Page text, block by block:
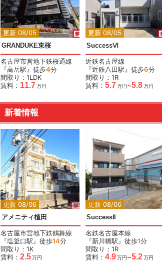
更新 08/05
GRANDUKE東桜
名古屋市営地下鉄桜通線
『高岳駅』徒歩4分
間取り：1LDK
賃料： 11.7万円
更新 08/05
SuccessⅥ
近鉄名古屋線
『近鉄八田駅』徒歩6分
間取り：1R
賃料： 5.7万円~5.8万円
新着情報
更新 08/06
アメニティ植田
名古屋市営地下鉄鶴舞線
『塩釜口駅』徒歩14分
間取り：1K
賃料： 2.5万円
更新 08/06
SuccessⅡ
名鉄名古屋本線
『新川橋駅』徒歩1分
間取り：1R
賃料： 4.9万円~5.2万円